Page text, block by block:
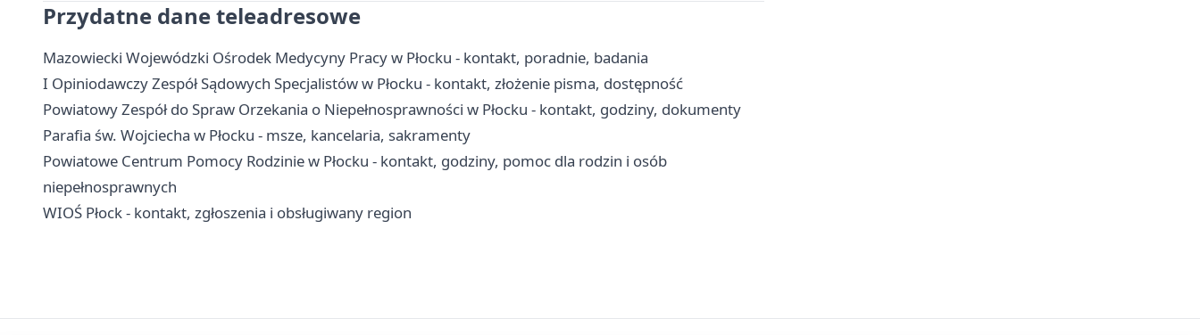
Przydatne dane teleadresowe
Mazowiecki Wojewódzki Ośrodek Medycyny Pracy w Płocku - kontakt, poradnie, badania
I Opiniodawczy Zespół Sądowych Specjalistów w Płocku - kontakt, złożenie pisma, dostępność
Powiatowy Zespół do Spraw Orzekania o Niepełnosprawności w Płocku - kontakt, godziny, dokumenty
Parafia św. Wojciecha w Płocku - msze, kancelaria, sakramenty
Powiatowe Centrum Pomocy Rodzinie w Płocku - kontakt, godziny, pomoc dla rodzin i osób
niepełnosprawnych
WIOŚ Płock - kontakt, zgłoszenia i obsługiwany region